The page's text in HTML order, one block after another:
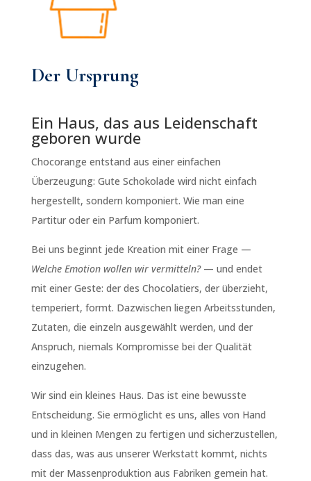
Der Ursprung
Ein Haus, das aus Leidenschaft
geboren wurde
Chocorange entstand aus einer einfachen
Überzeugung: Gute Schokolade wird nicht einfach
hergestellt, sondern komponiert. Wie man eine
Partitur oder ein Parfum komponiert.
Bei uns beginnt jede Kreation mit einer Frage —
Welche Emotion wollen wir vermitteln?— und endet
mit einer Geste: der des Chocolatiers, der überzieht,
temperiert, formt. Dazwischen liegen Arbeitsstunden,
Zutaten, die einzeln ausgewählt werden, und der
Anspruch, niemals Kompromisse bei der Qualität
einzugehen.
Wir sind ein kleines Haus. Das ist eine bewusste
Entscheidung. Sie ermöglicht es uns, alles von Hand
und in kleinen Mengen zu fertigen und sicherzustellen,
dass das, was aus unserer Werkstatt kommt, nichts
mit der Massenproduktion aus Fabriken gemein hat.